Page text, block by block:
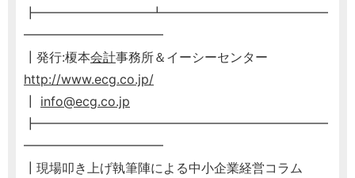
┣━━━━━━━━━┻━━━━━━━━━━━━━
━━━━━━━━━━━
┃発行:榎本会計事務所＆イーシーセンター
http://www.ecg.co.jp/
info@ecg.co.jp
┣━━━━━━━━━━━━━━━━━━━━━━━
━━━━━━━━━━━
┃現場叩き上げ執筆陣による中小企業経営コラム